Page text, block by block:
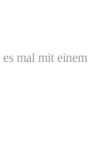
mal mit einem